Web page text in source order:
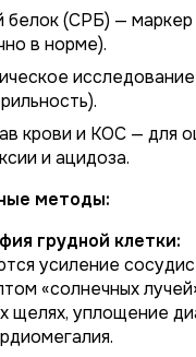
белок (СРБ) — маркер
в норме).
крови и КОС — для
и ацидоза.
методы:
грудной клетки:
усиление
«солнечных
щелях, уплощение